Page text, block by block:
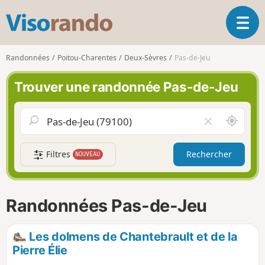
s
o
r
n
d
o
O
u
l
a
i
g
o
Randonnées Poitou-Charentes Deux-Sèvres Pas-de-Jeu
Trouver une randonnée Pas-de-Jeu
i
d
e
r
l
a
m
A
u
t
u
r
Filtres NOUVEAU Rechercher
Randonnées Pas-de-Jeu
Les dolmens de Chantebrault et de la
Pierre Élie